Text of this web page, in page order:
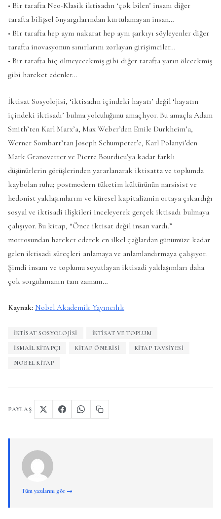
• Bir tarafta Neo-Klasik iktisadın ‘çok bilen’ insanı diğer
tarafta bilişsel önyargılarından kurtulamayan insan…
• Bir tarafta hep aynı nakarat hep aynı şarkıyı söyleyenler diğer
tarafta inovasyonun sınırlarını zorlayan girişimciler…
• Bir tarafta hiç ölmeyecekmiş gibi diğer tarafta yarın ölecekmiş
gibi hareket edenler…
İktisat Sosyolojisi, ‘iktisadın içindeki hayatı’ değil ‘hayatın
içindeki iktisadı’ bulma yolculuğunu amaçlıyor. Bu amaçla Adam
Smith’ten Karl Marx’a, Max Weber’den Emile Durkheim’a,
Werner Sombart’tan Joseph Schumpeter’e, Karl Polanyi’den
Mark Granovetter ve Pierre Bourdieu’ya kadar farklı
düşünürlerin görüşlerinden yararlanarak iktisatta ve toplumda
kaybolan ruhu; postmodern tüketim kültürünün narsisist ve
hedonist yaklaşımlarını ve küresel kapitalizmin ortaya çıkardığı
sosyal ve iktisadi ilişkileri inceleyerek gerçek iktisadı bulmaya
çalışıyor. Bu kitap, “Önce iktisat değil insan vardı.”
mottosundan hareket ederek en ilkel çağlardan günümüze kadar
gelen iktisadi süreçleri anlamaya ve anlamlandırmaya çalışıyor.
Şimdi insanı ve toplumu soyutlayan iktisadi yaklaşımları daha
çok sorgulamanın tam zamanı…
Kaynak: Nobel Akademik Yayıncılık
İKTISAT SOSYOLOJISI IKTISAT VE TOPLUM
İSMAIL KITAPÇI KITAP ÖNERISI KITAP TAVSIYESI
NOBEL KITAP
PAYLAŞ
Tüm yazılarını gör →